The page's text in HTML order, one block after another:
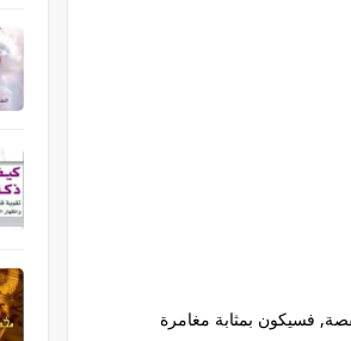
فسيكون بمثابة مغامرة